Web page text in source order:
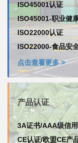
ISO45001认证
ISO45001-职业健
ISO22000认证
ISO22000-食品安
点击查看更多 >
产品认证
3A证书/AAA级信
CE认证/欧盟CE产